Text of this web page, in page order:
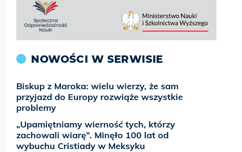
NOWOŚCI W SERWISIE
Biskup z Maroka: wielu wierzy, że sam
przyjazd do Europy rozwiąże wszystkie
problemy
„Upamiętniamy wierność tych, którzy
zachowali wiarę”. Minęło 100 lat od
wybuchu Cristiady w Meksyku